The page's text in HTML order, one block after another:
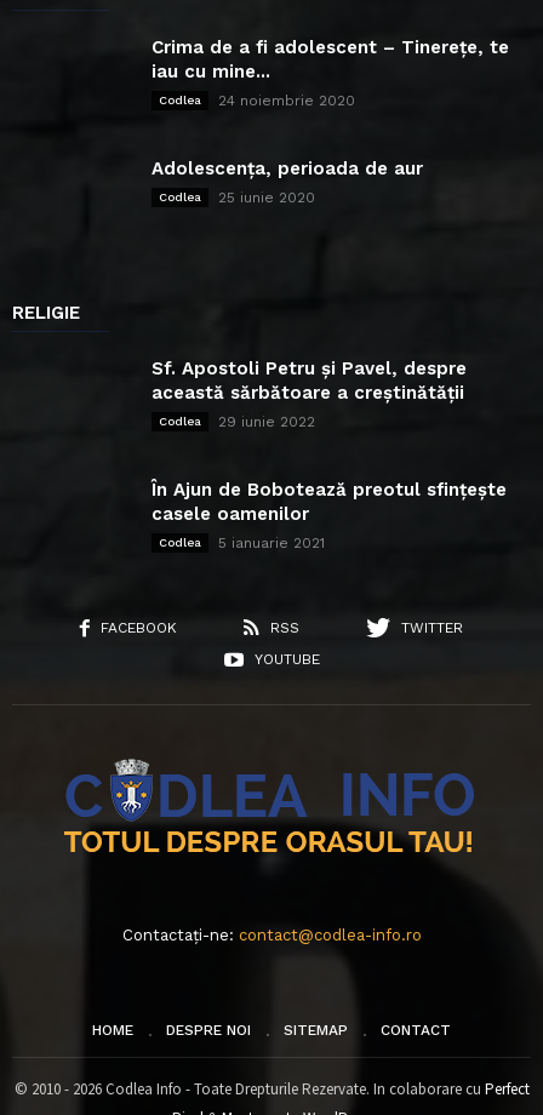
Crima de a fi adolescent – Tinerețe, te
iau cu mine...
Codlea 24 noiembrie 2020
Adolescența, perioada de aur
Codlea 25 iunie 2020
RELIGIE
Sf. Apostoli Petru și Pavel, despre
această sărbătoare a creștinătății
Codlea 29 iunie 2022
În Ajun de Bobotează preotul sfințește
casele oamenilor
Codlea 5 ianuarie 2021
FACEBOOK RSS
TWITTER
YOUTUBE
Contactați-ne: contact@codlea-info.ro
HOME DESPRE NOI SITEMAP CONTACT
© 2010 - 2026 Codlea Info - Toate Drepturile Rezervate. In colaborare cu Perfect